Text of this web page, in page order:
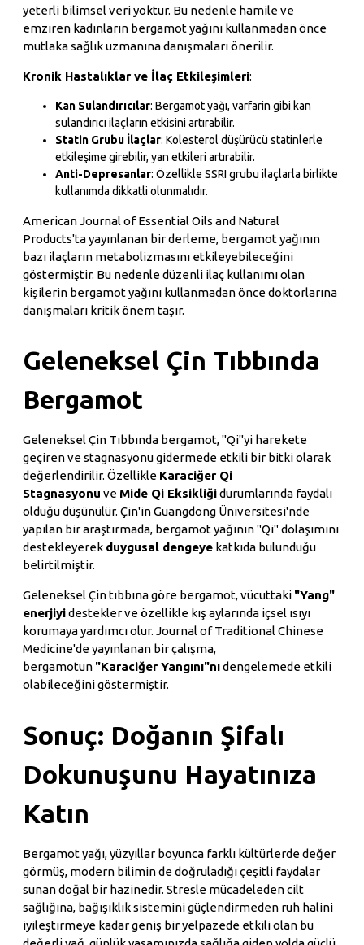
yeterli bilimsel veri yoktur. Bu nedenle hamile ve
emziren kadınların bergamot yağını kullanmadan önce
mutlaka sağlık uzmanına danışmaları önerilir.
Kronik Hastalıklar ve İlaç Etkileşimleri:
Kan Sulandırıcılar: Bergamot yağı, varfarin gibi kan
sulandırıcı ilaçların etkisini artırabilir.
Statin Grubu İlaçlar: Kolesterol düşürücü statinlerle
etkileşime girebilir, yan etkileri artırabilir.
Anti-Depresanlar: Özellikle SSRI grubu ilaçlarla birlikte
kullanımda dikkatli olunmalıdır.
American Journal of Essential Oils and Natural
Products'ta yayınlanan bir derleme, bergamot yağının
bazı ilaçların metabolizmasını etkileyebileceğini
göstermiştir. Bu nedenle düzenli ilaç kullanımı olan
kişilerin bergamot yağını kullanmadan önce doktorlarına
danışmaları kritik önem taşır.
Geleneksel Çin Tıbbında
Bergamot
Geleneksel Çin Tıbbında bergamot, "Qi"yi harekete
geçiren ve stagnasyonu gidermede etkili bir bitki olarak
değerlendirilir. Özellikle Karaciğer Qi
Stagnasyonu ve Mide Qi Eksikliğidurumlarında faydalı
olduğu düşünülür. Çin'in Guangdong Üniversitesi'nde
yapılan bir araştırmada, bergamot yağının "Qi" dolaşımını
destekleyerek duygusal dengeye katkıda bulunduğu
belirtilmiştir.
Geleneksel Çin tıbbına göre bergamot, vücuttaki "Yang"
enerjiyidestekler ve özellikle kış aylarında içsel ısıyı
korumaya yardımcı olur. Journal of Traditional Chinese
Medicine'de yayınlanan bir çalışma,
bergamotun "Karaciğer Yangını"nıdengelemede etkili
olabileceğini göstermiştir.
Sonuç: Doğanın Şifalı
Dokunuşunu Hayatınıza
Katın
Bergamot yağı, yüzyıllar boyunca farklı kültürlerde değer
görmüş, modern bilimin de doğruladığı çeşitli faydalar
sunan doğal bir hazinedir. Stresle mücadeleden cilt
sağlığına, bağışıklık sistemini güçlendirmeden ruh halini
iyileştirmeye kadar geniş bir yelpazede etkili olan bu